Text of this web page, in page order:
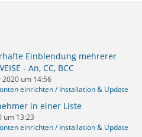
Einblendung mehrerer
- An, CC, BCC
um 14:56
einrichten / Installation & Update
in einer Liste
um 13:23
einrichten / Installation & Update